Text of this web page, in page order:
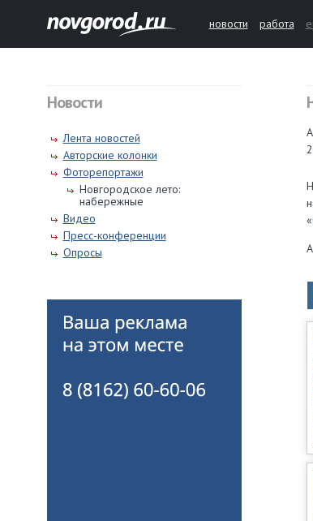
новости работа
Новости
Лента новостей
Авторские колонки
Фоторепортажи
Новгородское лето:
набережные
Видео
Пресс-конференции
Опросы